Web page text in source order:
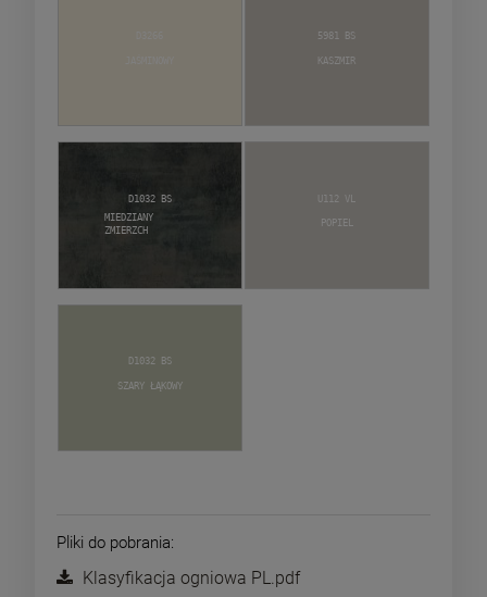
Kaszmir
5981 BS
Miedziany
zmierzch
D1032 BS
Popiel
U112 VL
Szary Łąkowy
D1032 BS
Pliki do pobrania:
Klasyfikacja ogniowa PL.pdf